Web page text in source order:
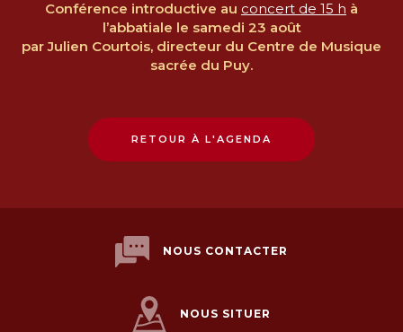
Conférence introductive au concert de 15 h à
l’abbatiale le samedi 23 août
par Julien Courtois, directeur du Centre de Musique
sacrée du Puy.
RETOUR À L'AGENDA
NOUS CONTACTER
NOUS SITUER